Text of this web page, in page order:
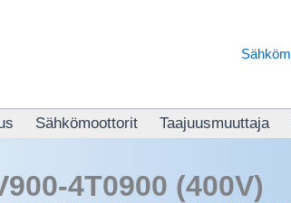
Sähkömoottorit Taajuusmuuttaja
4T0900 (400V)